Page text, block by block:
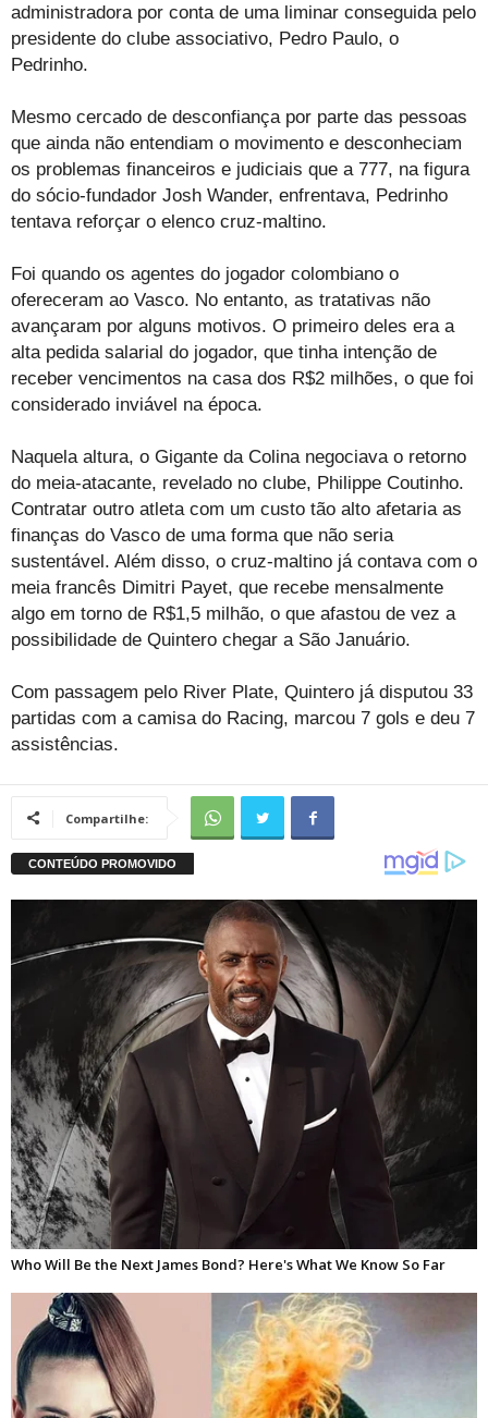
administradora por conta de uma liminar conseguida pelo
presidente do clube associativo, Pedro Paulo, o
Pedrinho.
Mesmo cercado de desconfiança por parte das pessoas
que ainda não entendiam o movimento e desconheciam
os problemas financeiros e judiciais que a 777, na figura
do sócio-fundador Josh Wander, enfrentava, Pedrinho
tentava reforçar o elenco cruz-maltino.
Foi quando os agentes do jogador colombiano o
ofereceram ao Vasco. No entanto, as tratativas não
avançaram por alguns motivos. O primeiro deles era a
alta pedida salarial do jogador, que tinha intenção de
receber vencimentos na casa dos R$2 milhões, o que foi
considerado inviável na época.
Naquela altura, o Gigante da Colina negociava o retorno
do meia-atacante, revelado no clube, Philippe Coutinho.
Contratar outro atleta com um custo tão alto afetaria as
finanças do Vasco de uma forma que não seria
sustentável. Além disso, o cruz-maltino já contava com o
meia francês Dimitri Payet, que recebe mensalmente
algo em torno de R$1,5 milhão, o que afastou de vez a
possibilidade de Quintero chegar a São Januário.
Com passagem pelo River Plate, Quintero já disputou 33
partidas com a camisa do Racing, marcou 7 gols e deu 7
assistências.
Compartilhe: